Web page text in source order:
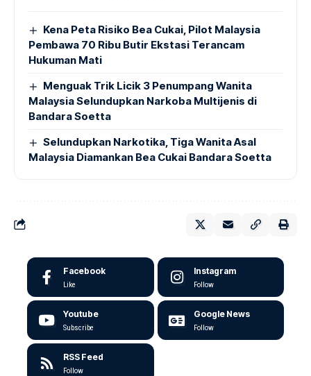
Kena Peta Risiko Bea Cukai, Pilot Malaysia
Pembawa 70 Ribu Butir Ekstasi Terancam
Hukuman Mati
Menguak Trik Licik 3 Penumpang Wanita
Malaysia Selundupkan Narkoba Multijenis di
Bandara Soetta
Selundupkan Narkotika, Tiga Wanita Asal
Malaysia Diamankan Bea Cukai Bandara Soetta
Facebook
Like
Instagram
Follow
Youtube
Subscribe
Google News
Follow
RSS Feed
Follow